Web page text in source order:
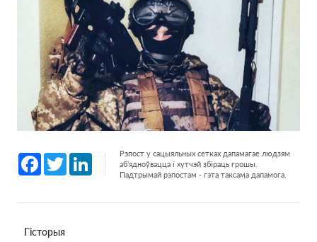
Facebook
Twitter LinkedInРэпост у сацыяльных сетках дапамагае людзям
аб'ядноўвацца і хутчэй збіраць грошы.
Падтрымай рэпостам - гэта таксама дапамога.
Гісторыя